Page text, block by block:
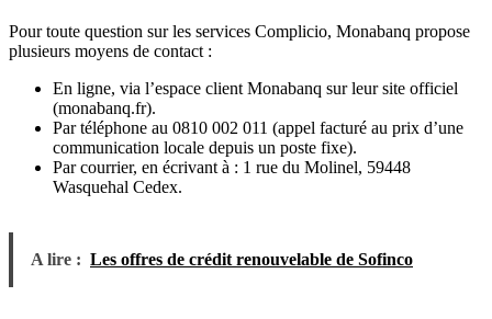
Pour toute question sur les services Complicio, Monabanq propose
plusieurs moyens de contact :
En ligne, via l’espace client Monabanq sur leur site officiel
(monabanq.fr).
Par téléphone au 0810 002 011 (appel facturé au prix d’une
communication locale depuis un poste fixe).
Par courrier, en écrivant à : 1 rue du Molinel, 59448
Wasquehal Cedex.
A lire : Les offres de crédit renouvelable de Sofinco